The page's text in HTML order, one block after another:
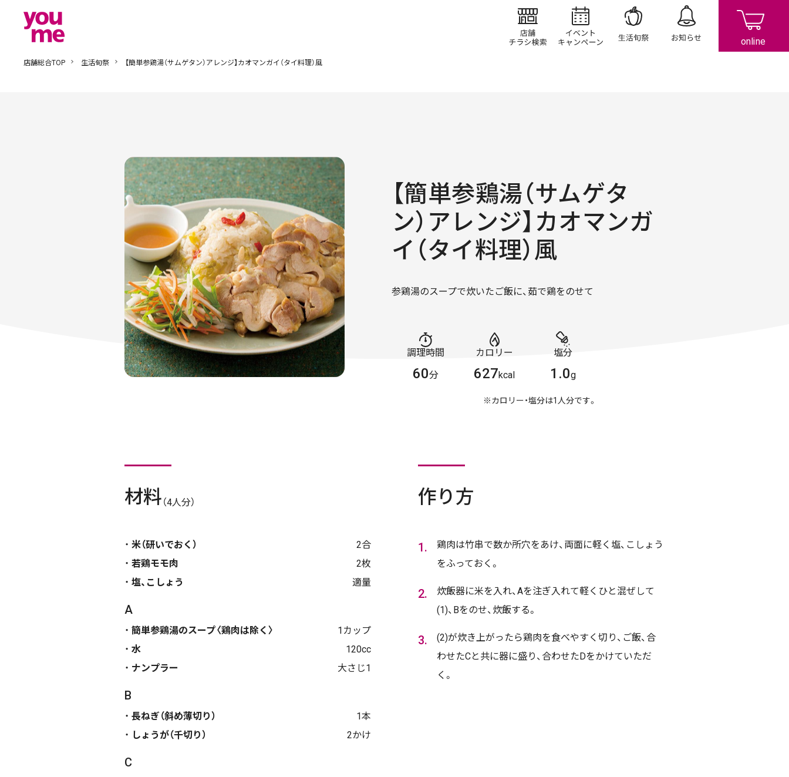
店舗/チラシ検索イベント/キャンペーン
生活旬祭 お知らせ
店舗総合TOP 生活旬祭 【簡単参鶏湯（サムゲタン）アレンジ】カオマンガイ（タイ料理）風
【簡単参鶏湯（サムゲタ
ン）アレンジ】カオマンガ
イ（タイ料理）風
参鶏湯のスープで炊いたご飯に、茹で鶏をのせて
調理時間
60分
カロリー
627kcal
塩分
1.0g
※カロリー・塩分は1人分です。
材料 （4人分）
米（研いでおく）
2合
若鶏モモ肉
2枚
塩、こしょう
適量
A
簡単参鶏湯のスープ〈鶏肉は除く〉
1カップ
水
120cc
ナンプラー
大さじ1
B
長ねぎ（斜め薄切り）
1本
しょうが（千切り）
2かけ
C
作り方
鶏肉は竹串で数か所穴をあけ、両面に軽く塩、こしょう
をふっておく。
炊飯器に米を入れ、Aを注ぎ入れて軽くひと混ぜして
(1)、Bをのせ、炊飯する。
(2)が炊き上がったら鶏肉を食べやすく切り、ご飯、合
わせたCと共に器に盛り、合わせたDをかけていただ
く。